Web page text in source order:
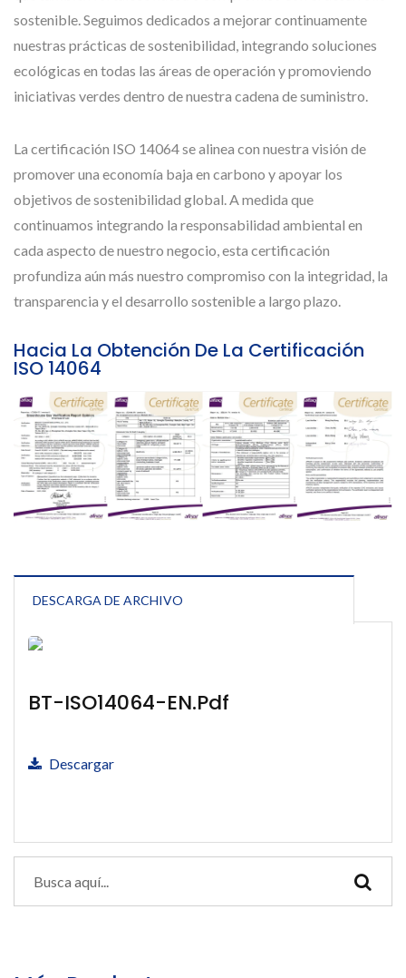
sostenible. Seguimos dedicados a mejorar continuamente
nuestras prácticas de sostenibilidad, integrando soluciones
ecológicas en todas las áreas de operación y promoviendo
iniciativas verdes dentro de nuestra cadena de suministro.
La certificación ISO 14064 se alinea con nuestra visión de
promover una economía baja en carbono y apoyar los
objetivos de sostenibilidad global. A medida que
continuamos integrando la responsabilidad ambiental en
cada aspecto de nuestro negocio, esta certificación
profundiza aún más nuestro compromiso con la integridad, la
transparencia y el desarrollo sostenible a largo plazo.
Hacia La Obtención De La Certificación
ISO 14064
DESCARGA DE ARCHIVO
BT-ISO14064-EN.pdf
Descargar